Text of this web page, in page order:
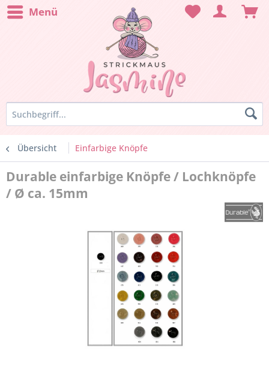
Menü
Übersicht Einfarbige Knöpfe
Durable einfarbige Knöpfe / Lochknöpfe
/ Ø ca. 15mm